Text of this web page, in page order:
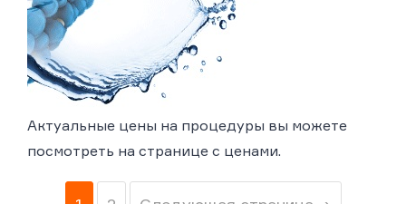
Актуальные цены на процедуры вы можете
посмотреть на странице с ценами.